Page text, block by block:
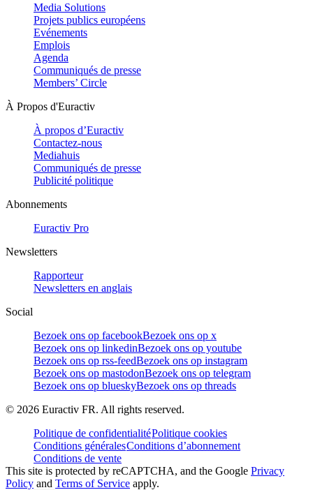
Media Solutions
Projets publics européens
Evénements
Emplois
Agenda
Communiqués de presse
Members’ Circle
À Propos d'Euractiv
À propos d’Euractiv
Contactez-nous
Mediahuis
Communiqués de presse
Publicité politique
Abonnements
Euractiv Pro
Newsletters
Rapporteur
Newsletters en anglais
Social
Bezoek ons op facebookBezoek ons op x
Bezoek ons op linkedinBezoek ons op youtube
Bezoek ons op rss-feedBezoek ons op instagram
Bezoek ons op mastodonBezoek ons op telegram
Bezoek ons op blueskyBezoek ons op threads
© 2026 Euractiv FR. All rights reserved.
Politique de confidentialitéPolitique cookies
Conditions généralesConditions d’abonnement
Conditions de vente
This site is protected by reCAPTCHA, and the Google Privacy
Policy and Terms of Service apply.